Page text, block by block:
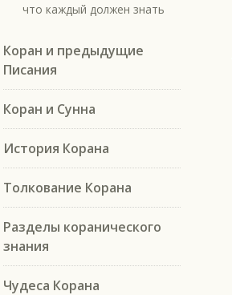
что каждый должен знать
Коран и предыдущие
Писания
Коран и Сунна
История Корана
Толкование Корана
Разделы коранического
знания
Чудеса Корана